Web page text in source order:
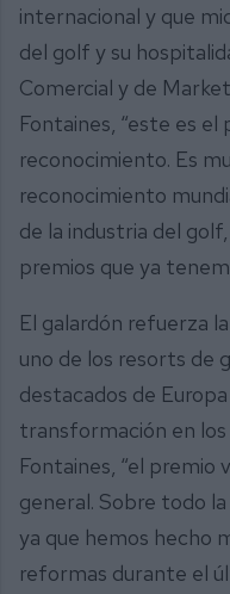
internacional y que
del golf y su
Comercial y de
Fontaines, “este es
reconocimiento. Es
reconocimiento
de la industria del
premios que ya
El galardón refuerza
uno de los resorts de
destacados de
transformación en los
Fontaines, “el premio
general. Sobre todo
ya que hemos hecho
reformas durante el